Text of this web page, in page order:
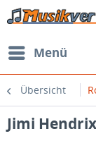
Menü
Übersicht
Jimi